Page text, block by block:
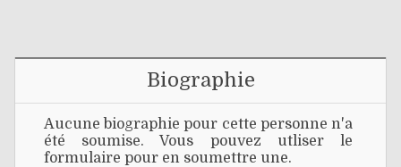
Biographie
Aucune biographie pour cette personne n'a
été soumise. Vous pouvez utliser le
formulaire pour en soumettre une.